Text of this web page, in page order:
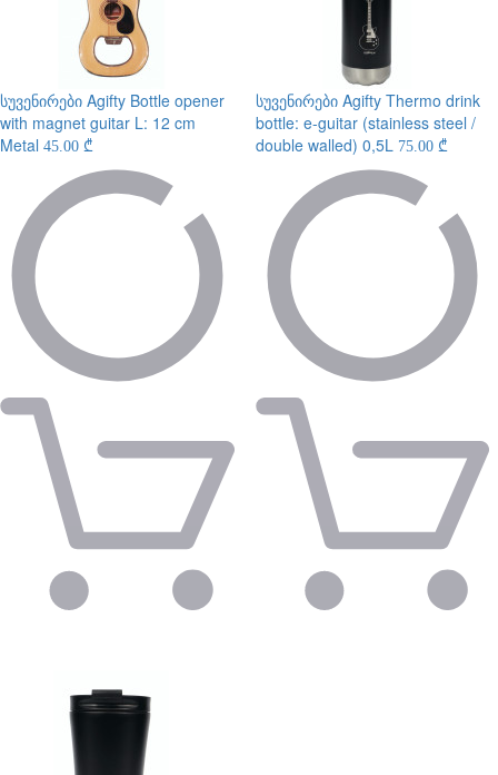
სუვენირები Agifty Bottle opener
with magnet guitar L: 12 cm
Metal 45.00 ₾
სუვენირები Agifty Thermo drink
bottle: e-guitar (stainless steel /
double walled) 0,5L 75.00 ₾